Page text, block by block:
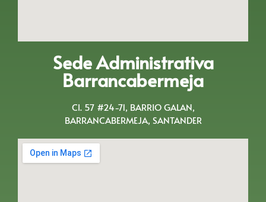
Sede Administrativa
Barrancabermeja
Cl. 57 #24-71, BARRIO GALAN,
BARRANCABERMEJA, SANTANDER